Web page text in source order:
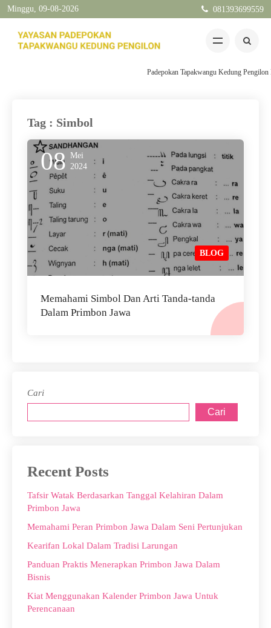
Minggu, 09-08-2026 081393699559
Padepokan Tapakwangu Kedung Pengilon
Tag : Simbol
08 Mei
2024
BLOG
Memahami Simbol Dan Arti Tanda-tanda
Dalam Primbon Jawa
Cari
Cari
Recent Posts
Tafsir Watak Berdasarkan Tanggal Kelahiran Dalam
Primbon Jawa
Memahami Peran Primbon Jawa Dalam Seni Pertunjukan
Kearifan Lokal Dalam Tradisi Larungan
Panduan Praktis Menerapkan Primbon Jawa Dalam
Bisnis
Kiat Menggunakan Kalender Primbon Jawa Untuk
Perencanaan